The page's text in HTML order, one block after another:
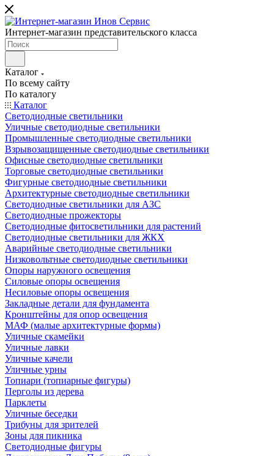
Интернет-магазин представительского класса
Каталог
По всему сайту
По каталогу
Каталог
Светодиодные светильники
Уличные светодиодные светильники
Промышленные светодиодные светильники
Взрывозащищенные светодиодные светильники
Офисные светодиодные светильники
Торговые светодиодные светильники
Фигурные светодиодные светильники
Архитектурные светодиодные светильники
Светодиодные светильники для АЗС
Светодиодные прожекторы
Светодиодные фитосветильники для растений
Светодиодные светильники для ЖКХ
Аварийные светодиодные светильники
Низковольтные светодиодные светильники
Опоры наружного освещения
Силовые опоры освещения
Несиловые опоры освещения
Закладные детали для фундамента
Кронштейны для опор освещения
МАФ (малые архитектурные формы)
Уличные скамейки
Уличные лавки
Уличные качели
Уличные урны
Топиари (топиарные фигуры)
Перголы из дерева
Парклеты
Уличные беседки
Трибуны для зрителей
Зоны для пикника
Светодиодные фигуры